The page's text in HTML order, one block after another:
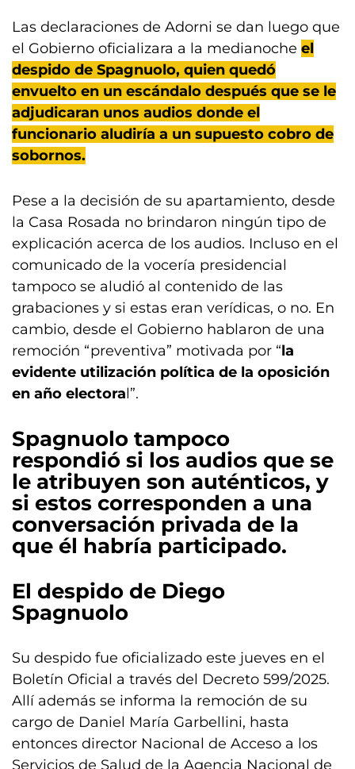
Las declaraciones de Adorni se dan luego que
el Gobierno oficializara a la medianoche el
despido de Spagnuolo, quien quedó
envuelto en un escándalo después que se le
adjudicaran unos audios donde el
funcionario aludiría a un supuesto cobro de
sobornos.
Pese a la decisión de su apartamiento, desde
la Casa Rosada no brindaron ningún tipo de
explicación acerca de los audios. Incluso en el
comunicado de la vocería presidencial
tampoco se aludió al contenido de las
grabaciones y si estas eran verídicas, o no. En
cambio, desde el Gobierno hablaron de una
remoción “preventiva” motivada por “la
evidente utilización política de la oposición
en año electoral”.
Spagnuolo tampoco
respondió si los audios que se
le atribuyen son auténticos, y
si estos corresponden a una
conversación privada de la
que él habría participado.
El despido de Diego
Spagnuolo
Su despido fue oficializado este jueves en el
Boletín Oficial a través del Decreto 599/2025.
Allí además se informa la remoción de su
cargo de Daniel María Garbellini, hasta
entonces director Nacional de Acceso a los
Servicios de Salud de la Agencia Nacional de